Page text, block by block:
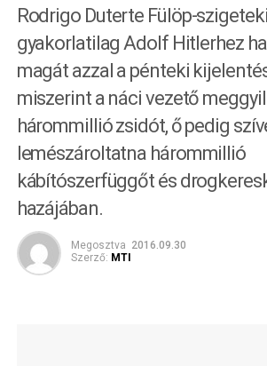
Rodrigo Duterte Fülöp-
gyakorlatilag Adolf Hitlerhez
magát azzal a pénteki
miszerint a náci vezető
hárommillió zsidót, ő pedig
lemészároltatna hárommillió
kábítószerfüggőt és
hazájában.
Megosztva 2016.09.30
Szerző: MTI